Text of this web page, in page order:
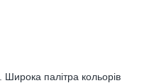
Широка палітра кольорів